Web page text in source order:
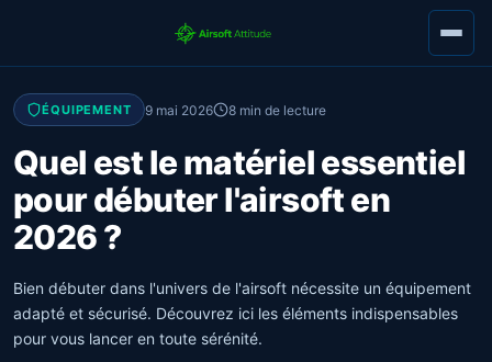
ÉQUIPEMENT 9 mai 2026 8 min de lecture
Quel est le matériel essentiel
pour débuter l'airsoft en
2026 ?
Bien débuter dans l'univers de l'airsoft nécessite un équipement
adapté et sécurisé. Découvrez ici les éléments indispensables
pour vous lancer en toute sérénité.